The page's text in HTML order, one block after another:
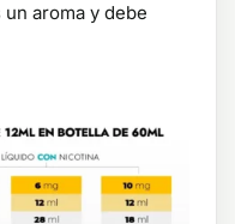
aroma y debe